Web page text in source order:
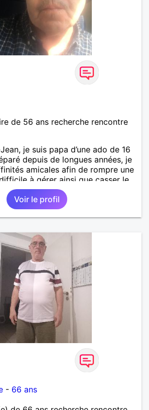
de 56 ans recherche rencontre
je suis papa d’une ado de 16
depuis de longues années, je
amicales afin de rompre une
à gérer ainsi que casser le
reste extrêmement
yeux mais peut se décliner en des
« Le temps fera son
Schopenhauer, philosophe
Je suis bourré de qualités
défauts. Je suis altruiste,
attentionné, honnête,
de caractère et compréhensif : je
beaucoup de choses. Mais ne vous
si une personne que
fois, il n’y aura pas de seconde
à « vitam eternam ».
un tout petit peu maniaque ainsi
de faire des efforts. Rien de
Du moins je le pense……Je suis un
À vous si vous le souhaitez,
connaître davantage. J’en serai
je l’espère.
Voir le profil
- 66 ans